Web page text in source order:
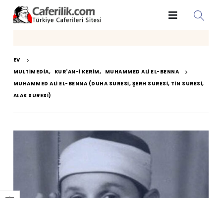
EV
MULTIMEDIA, KUR'AN-I KERIM, MUHAMMED ALI EL-BENNA
MUHAMMED ALI EL-BENNA (DUHA SURESI, ŞERH SURESI, TIN SURESI,
ALAK SURESI)